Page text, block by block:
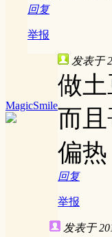
回复
举报
MagicSmile
发表于
做
而
偏热
回复
举报
发表于